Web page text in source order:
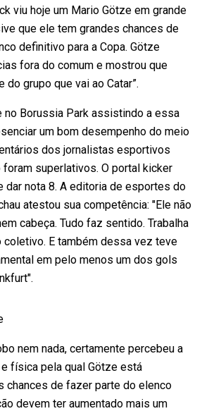
viu hoje um Mario Götze em grande
que ele tem grandes chances de
definitivo para a Copa. Götze
fora do comum e mostrou que
grupo que vai ao Catar”.
no Borussia Park assistindo a essa
um bom desempenho do meio
dos jornalistas esportivos
foram superlativos. O portal kicker
dar nota 8. A editoria de esportes do
atestou sua competência: "Ele não
cabeça. Tudo faz sentido. Trabalha
E também dessa vez teve
em pelo menos um dos gols
nem nada, certamente percebeu a
física pela qual Götze está
chances de fazer parte do elenco
devem ter aumentado mais um